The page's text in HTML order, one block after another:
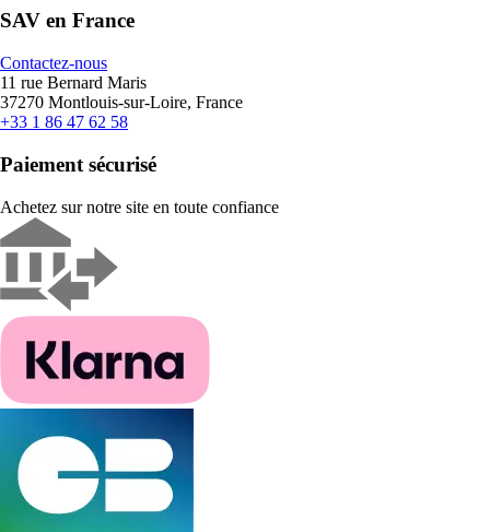
SAV en France
Contactez-nous
11 rue Bernard Maris
37270 Montlouis-sur-Loire, France
+33 1 86 47 62 58
Paiement sécurisé
Achetez sur notre site en toute confiance